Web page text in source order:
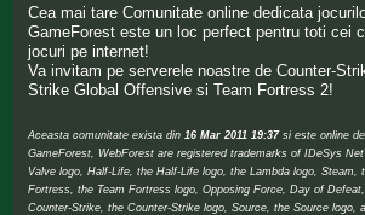
Cea mai tare Comunitate online dedicata
GameForest este un loc perfect pentru toti cei
jocuri pe internet!
Va invitam pe serverele noastre de Counter-
Strike Global Offensive si Team Fortress 2!
Aceasta comunitate exista din 16 Mar 2011 19:37si este online de
GameForest, WebForest are registered trademarks of IDeSys
Valve logo, Half-Life, the Half-Life logo, the Lambda logo, Steam,
Fortress, the Team Fortress logo, Opposing Force, Day of
Counter-Strike, the Counter-Strike logo, Source, the Source logo,